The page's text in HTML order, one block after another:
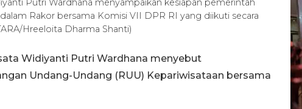
Putri Wardhana menyampaikan kesiapan pemerintah
Rakor bersama Komisi VII DPR RI yang diikuti secara
Hreeloita Dharma Shanti)
Widiyanti Putri Wardhana menyebut
Undang-Undang (RUU) Kepariwisataan bersama